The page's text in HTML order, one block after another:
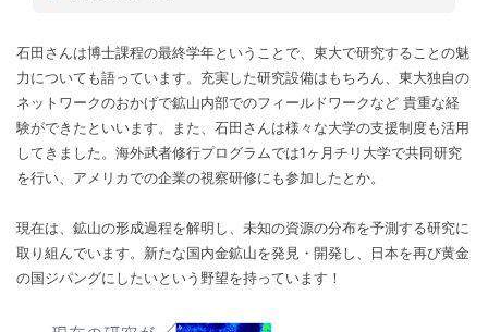
石田さんは博士課程の最終学年ということで、東大で研究することの魅
力についても語っています。充実した研究設備はもちろん、東大独自の
ネットワークのおかげで鉱山内部でのフィールドワークなど 貴重な経
験ができたといいます。また、石田さんは様々な大学の支援制度も活用
してきました。海外武者修行プログラムでは1ヶ月チリ大学で共同研究
を行い、アメリカでの企業の視察研修にも参加したとか。
現在は、鉱山の形成過程を解明し、未知の資源の分布を予測する研究に
取り組んでいます。新たな国内金鉱山を発見・開発し、日本を再び黄金
の国ジパングにしたいという野望を持っています！